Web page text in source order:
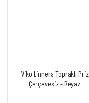
Viko Linnera Topraklı Priz
Çerçevesiz - Beyaz